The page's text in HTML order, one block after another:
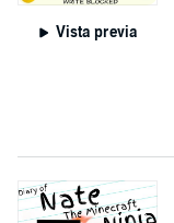
Vista previa